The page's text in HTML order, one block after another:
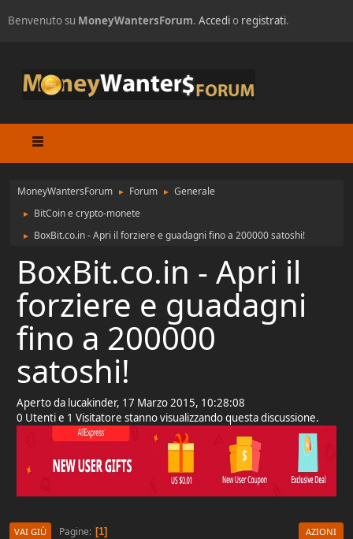
Benvenuto su MoneyWantersForum. Accedio registrati.
MoneyWantersForum ► Forum ► Generale
► BitCoin e crypto-monete
► BoxBit.co.in - Apri il forziere e guadagni fino a 200000 satoshi!
BoxBit.co.in - Apri il
forziere e guadagni
fino a 200000
satoshi!
Aperto da lucakinder, 17 Marzo 2015, 10:28:08
0 Utenti e 1 Visitatore stanno visualizzando questa discussione.
VAI GIÙ Pagine 1 AZIONI